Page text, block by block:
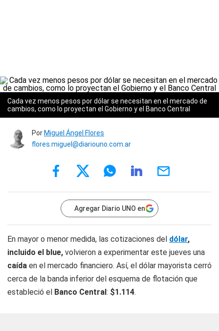
Cada vez menos pesos por dólar se necesitan en el mercado de
cambios, como lo proyectan el Gobierno y el Banco Central
Por Miguel Ángel Flores
flores.miguel@diariouno.com.ar
Agregar Diario UNO en
En mayor o menor medida, las cotizaciones del dólar,
incluido el blue, volvieron a experimentar este jueves una
caída en el mercado financiero. Así, el dólar mayorista cerró
cerca de la banda inferior del esquema de flotación que
estableció el Banco Central: $1.114.